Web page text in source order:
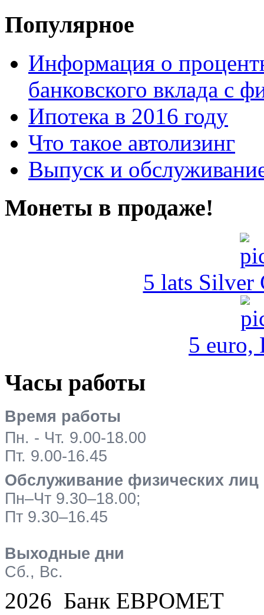
Популярное
Информация о
банковского вклада с
Ипотека в 2016 году
Что такое автолизинг
Выпуск и
Монеты в продаже!
5 lats Silver
5 euro,
Часы работы
Время работы
Пн. - Чт. 9.00-18.00
Пт. 9.00-16.45
Обслуживание физических лиц
Пн–Чт 9.30–18.00;
Пт 9.30–16.45
Выходные дни
Сб., Вс.
2026 Банк ЕВРОМЕТ